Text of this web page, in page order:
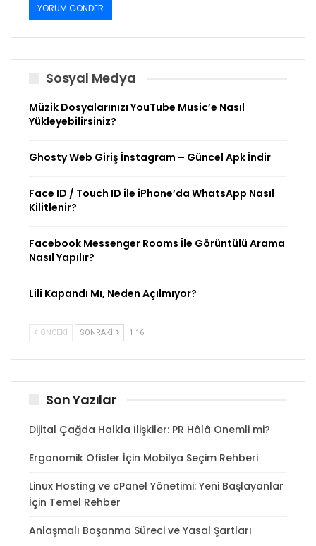
Sosyal Medya
Müzik Dosyalarınızı YouTube Music’e Nasıl
Yükleyebilirsiniz?
Ghosty Web Giriş İnstagram – Güncel Apk İndir
Face ID / Touch ID ile iPhone’da WhatsApp Nasıl
Kilitlenir?
Facebook Messenger Rooms İle Görüntülü Arama
Nasıl Yapılır?
Lili Kapandı Mı, Neden Açılmıyor?
ÖNCEKI SONRAKI 1 16
Son Yazılar
Dijital Çağda Halkla İlişkiler: PR Hâlâ Önemli mi?
Ergonomik Ofisler İçin Mobilya Seçim Rehberi
Linux Hosting ve cPanel Yönetimi: Yeni Başlayanlar
İçin Temel Rehber
Anlaşmalı Boşanma Süreci ve Yasal Şartları